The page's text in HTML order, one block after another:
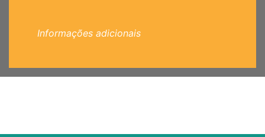
Informações adicionais